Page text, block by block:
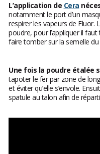
L’application de Cera
notamment le port d’un
respirer les vapeurs de Fluor.
poudre, pour l’appliquer il
faire tomber sur la semelle du
Une fois la poudre étalée
tapoter le fer par zone de
et éviter qu’elle s’envole.
spatule au talon afin de